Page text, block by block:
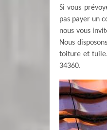
Si vous
pas payer un
nous vous
Nous
toiture et
34360.